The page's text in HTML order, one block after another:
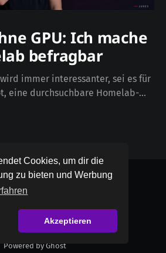
Cookies, um dir die
zu bieten und Werbung
Akzeptieren
GPU: Ich mache
befragbar
eine durchsuchbare Homelab-
landet man dabei aber schnell
einmal das Gegenteil aus: Kann
jusec
Impressum
Powered by Ghost